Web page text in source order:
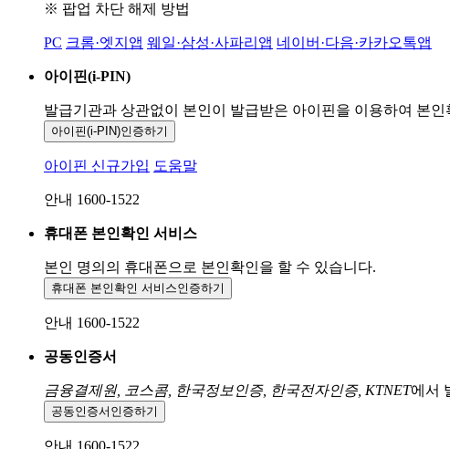
※ 팝업 차단 해제 방법
PC 크롬·엣지앱 웨일·삼성·사파리앱 네이버·다음·카카오톡앱
아이핀(i-PIN)
발급기관과 상관없이 본인이 발급받은 아이핀을 이용하여 본인
아이핀(i-PIN)인증하기
아이핀 신규가입 도움말
안내 1600-1522
휴대폰 본인확인 서비스
본인 명의의 휴대폰으로 본인확인을 할 수 있습니다.
휴대폰 본인확인 서비스인증하기
안내 1600-1522
공동인증서
금융결제원, 코스콤, 한국정보인증, 한국전자인증, KTNET에서
공동인증서 인증하기